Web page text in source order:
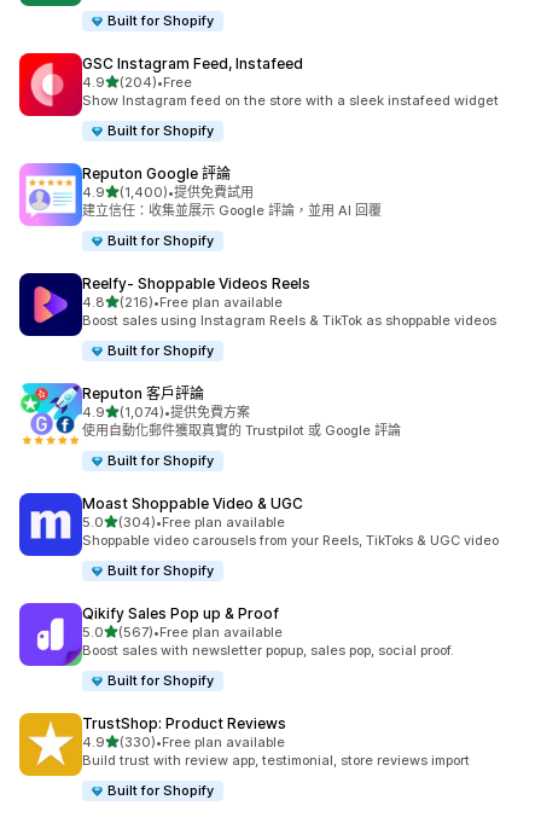
Built for Shopify
GSC Instagram Feed, Instafeed
4.9滿分 5 顆星
(204)
共有 204 則評價
•Free
Show Instagram feed on the store with a sleek instafeed widget
Built for Shopify
Reputon Google 評論
4.9滿分 5 顆星
(1,400)
共有 1400 則評價
•提供免費試用
建立信任：收集並展示 Google 評論，並用 AI 回覆
Built for Shopify
Reelfy‑ Shoppable Videos Reels
4.8滿分 5 顆星
(216)
共有 216 則評價
•Free plan available
Boost sales using Instagram Reels & TikTok as shoppable videos
Built for Shopify
Reputon 客戶評論
4.9滿分 5 顆星
(1,074)
共有 1074 則評價
•提供免費方案
使用自動化郵件獲取真實的 Trustpilot 或 Google 評論
Built for Shopify
Moast Shoppable Video & UGC
5.0滿分 5 顆星
(304)
共有 304 則評價
•Free plan available
Shoppable video carousels from your Reels, TikToks & UGC video
Built for Shopify
Qikify Sales Pop up & Proof
5.0滿分 5 顆星
(567)
共有 567 則評價
•Free plan available
Boost sales with newsletter popup, sales pop, social proof.
Built for Shopify
TrustShop: Product Reviews
4.9滿分 5 顆星
(330)
共有 330 則評價
•Free plan available
Build trust with review app, testimonial, store reviews import
Built for Shopify